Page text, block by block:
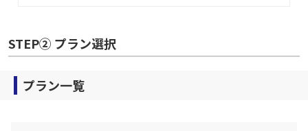
STEP② プラン選択
プラン一覧